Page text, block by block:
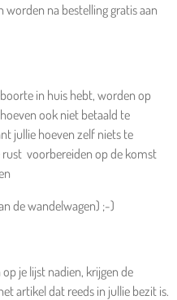
na bestelling gratis aan
in huis hebt, worden op
ook niet betaald te
jullie hoeven zelf niets te
rust voorbereiden op de komst
de wandelwagen) ;-)
je lijst nadien, krijgen de
artikel dat reeds in jullie bezit is.